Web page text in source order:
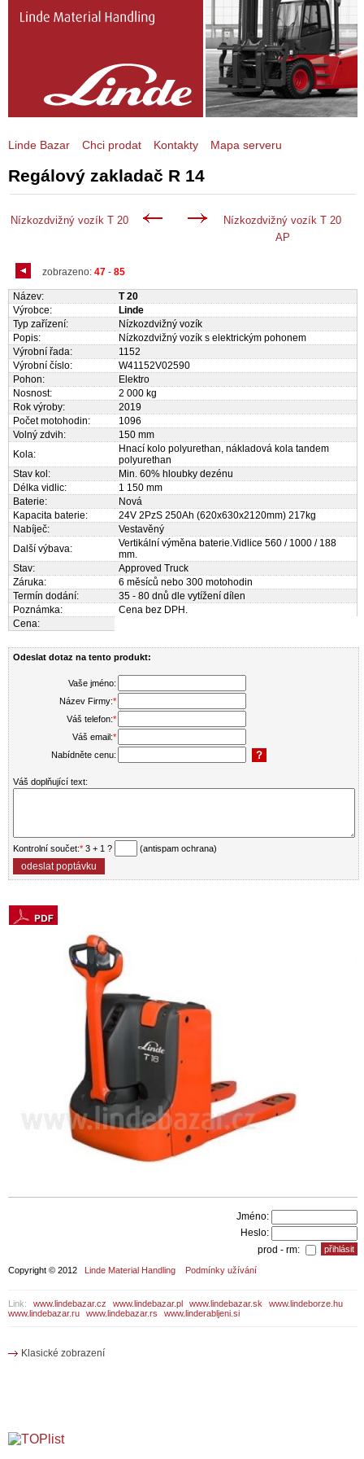
Regálový zakladač R 14
Nízkozdvižný vozík T 20
Nízkozdvižný vozík T 20
AP
zobrazeno: 47- 85
Název:
T 20
Výrobce:
Linde
Typ zařízení:
Nízkozdvižný vozík
Popis:
Nízkozdvižný vozík s elektrickým pohonem
Výrobní řada:
1152
Výrobní číslo:
W41152V02590
Pohon:
Elektro
Nosnost:
2 000 kg
Rok výroby:
2019
Počet motohodin:
1096
Volný zdvih:
150 mm
Kola:
Hnací kolo polyurethan, nákladová kola tandem
polyurethan
Stav kol:
Min. 60% hloubky dezénu
Délka vidlic:
1 150 mm
Baterie:
Nová
Kapacita baterie:
24V 2PzS 250Ah (620x630x2120mm) 217kg
Nabíječ:
Vestavěný
Další výbava:
Vertikální výměna baterie.Vidlice 560 / 1000 / 188
mm.
Stav:
Approved Truck
Záruka:
6 měsíců nebo 300 motohodin
Termín dodání:
35 - 80 dnů dle vytížení dílen
Poznámka:
Cena bez DPH.
Cena:
Odeslat dotaz na tento produkt:
Vaše jméno:
Název Firmy:*
Váš telefon:*
Váš email:*
Nabídněte cenu:
Váš doplňující text:
Kontrolní součet:* 3 + 1 ? (antispam ochrana)
Linde Bazar Chci prodat Kontakty Mapa serveru
Jméno:
Heslo:
prod - rm:
Copyright © 2012 Linde Material Handling Podmínky užívání
Link: www.lindebazar.cz www.lindebazar.pl www.lindebazar.sk
www.lindeborze.hu
www.lindebazar.ru
www.lindebazar.rs www.linderabljeni.si